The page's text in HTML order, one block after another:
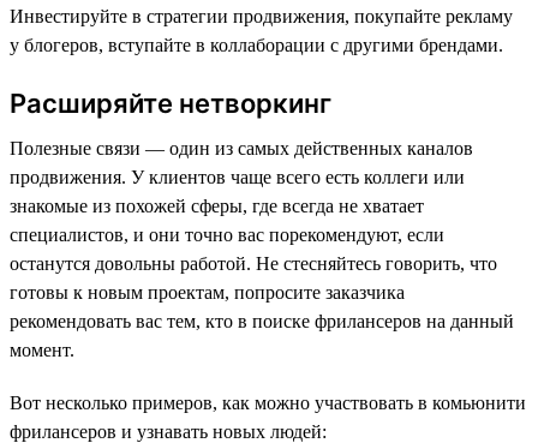
Инвестируйте в стратегии продвижения, покупайте рекламу
у блогеров, вступайте в коллаборации с другими брендами.
Расширяйте нетворкинг
Полезные связи — один из самых действенных каналов
продвижения. У клиентов чаще всего есть коллеги или
знакомые из похожей сферы, где всегда не хватает
специалистов, и они точно вас порекомендуют, если
останутся довольны работой. Не стесняйтесь говорить, что
готовы к новым проектам, попросите заказчика
рекомендовать вас тем, кто в поиске фрилансеров на данный
момент.
Вот несколько примеров, как можно участвовать в комьюнити
фрилансеров и узнавать новых людей: